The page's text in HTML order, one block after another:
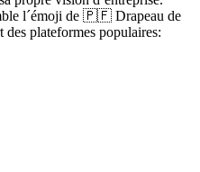
l´émoji de 🇵🇫 Drapeau de
plateformes populaires: